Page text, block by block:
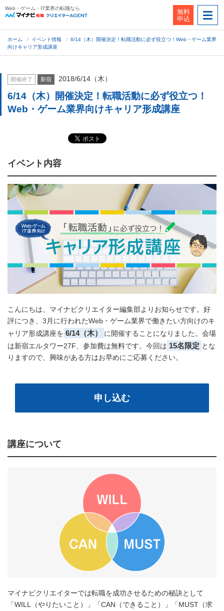
Web・ゲーム・IT業界の転職なら
無料
申込
ホーム イベント情報
6/14（木）開催決定！転職活動に必ず役立つ！Web・ゲーム業界
向けキャリア形成講座
開催終了 新宿 2018/6/14（木）
6/14（木）開催決定！転職活動に必ず役立つ！
Web・ゲーム業界向けキャリア形成講座
イベント内容
こんにちは、マイナビクリエイター編集部よりお知らせです。好
評につき、3月に行われたWeb・ゲーム業界で働きたい方向けのキ
ャリア形成講座を 6/14（木）
に開催することになりました。会場
は新宿エルタワー27F、参加費は無料です。今回は 15名限定 とな
りますので、興味がある方はお早めにご応募ください。
申し込む
講座について
マイナビクリエイターでは転職を成功させるための秘訣として
「WILL（やりたいこと）」「CAN（できること）」「MUST（求